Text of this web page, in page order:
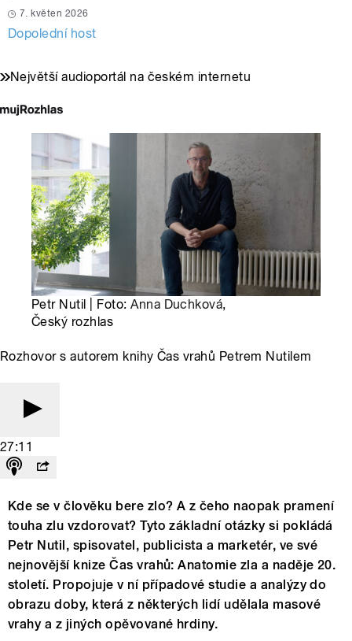
7. květen 2026
Dopolední host
Největší audioportál na českém internetu
Petr Nutil | Foto:Anna Duchková,
Český rozhlas
Rozhovor s autorem knihy Čas vrahů Petrem Nutilem
27:11
Kde se v člověku bere zlo? A z čeho naopak pramení
touha zlu vzdorovat? Tyto základní otázky si pokládá
Petr Nutil, spisovatel, publicista a marketér, ve své
nejnovější knize Čas vrahů: Anatomie zla a naděje 20.
století. Propojuje v ní případové studie a analýzy do
obrazu doby, která z některých lidí udělala masové
vrahy a z jiných opěvované hrdiny.